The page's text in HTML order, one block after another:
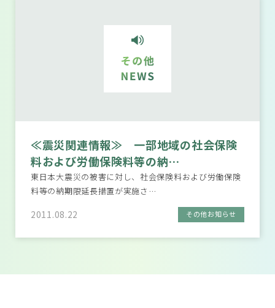
≪震災関連情報≫ 一部地域の社会保険
料および労働保険料等の納…
東日本大震災の被害に対し、社会保険料および労働保険
料等の納期限延長措置が実施さ…
2011.08.22 その他お知らせ